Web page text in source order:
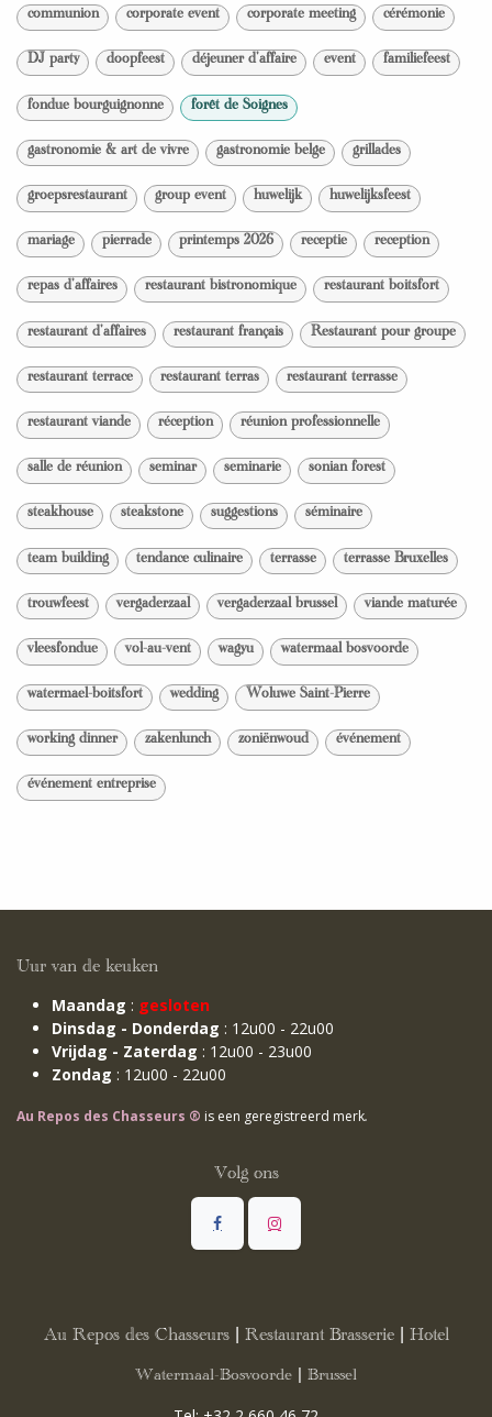
communion corporate event corporate meeting cérémonie
DJ party doopfeest déjeuner d'affaire event familiefeest
fondue bourguignonne forêt de Soignes
gastronomie & art de vivre gastronomie belge grillades
groepsrestaurant group event huwelijk huwelijksfeest
mariage pierrade printemps 2026 receptie reception
repas d'affaires restaurant bistronomique restaurant boitsfort
restaurant d'affaires restaurant français Restaurant pour groupe
restaurant terrace restaurant terras restaurant terrasse
restaurant viande réception réunion professionnelle
salle de réunion seminar seminarie sonian forest
steakhouse steakstone suggestions séminaire
team building tendance culinaire terrasse terrasse Bruxelles
trouwfeest vergaderzaal vergaderzaal brussel viande maturée
vleesfondue vol-au-vent wagyu watermaal bosvoorde
watermael-boitsfort wedding Woluwe Saint-Pierre
working dinner zakenlunch zoniënwoud événement
événement entreprise
Uur van de keuken
Maandag : gesloten
Dinsdag - Donderdag : 12u00 - 22u00
Vrijdag - Zaterdag : 12u00 - 23u00
Zondag : 12u00 - 22u00
Au Repos des Chasseurs ® is een geregistreerd merk.
Volg ons
Au Repos des Chasseurs | Restaurant Brasserie | Hotel
Watermaal-Bosvoorde | Brussel